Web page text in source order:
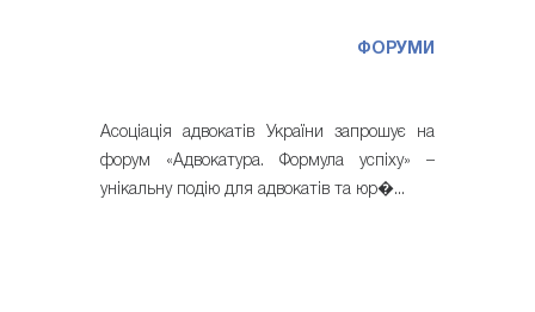
ФОРУМИ
Асоціація адвокатів України запрошує на
форум «Адвокатура. Формула успіху» –
унікальну подію для адвокатів та юр�...